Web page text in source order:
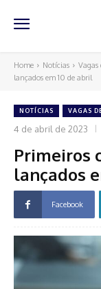
Home Notícias Vagas
lançados em 10 de abril
NOTÍCIAS VAGAS
4 de abril de 2023
Primeiros
lançados
Facebook